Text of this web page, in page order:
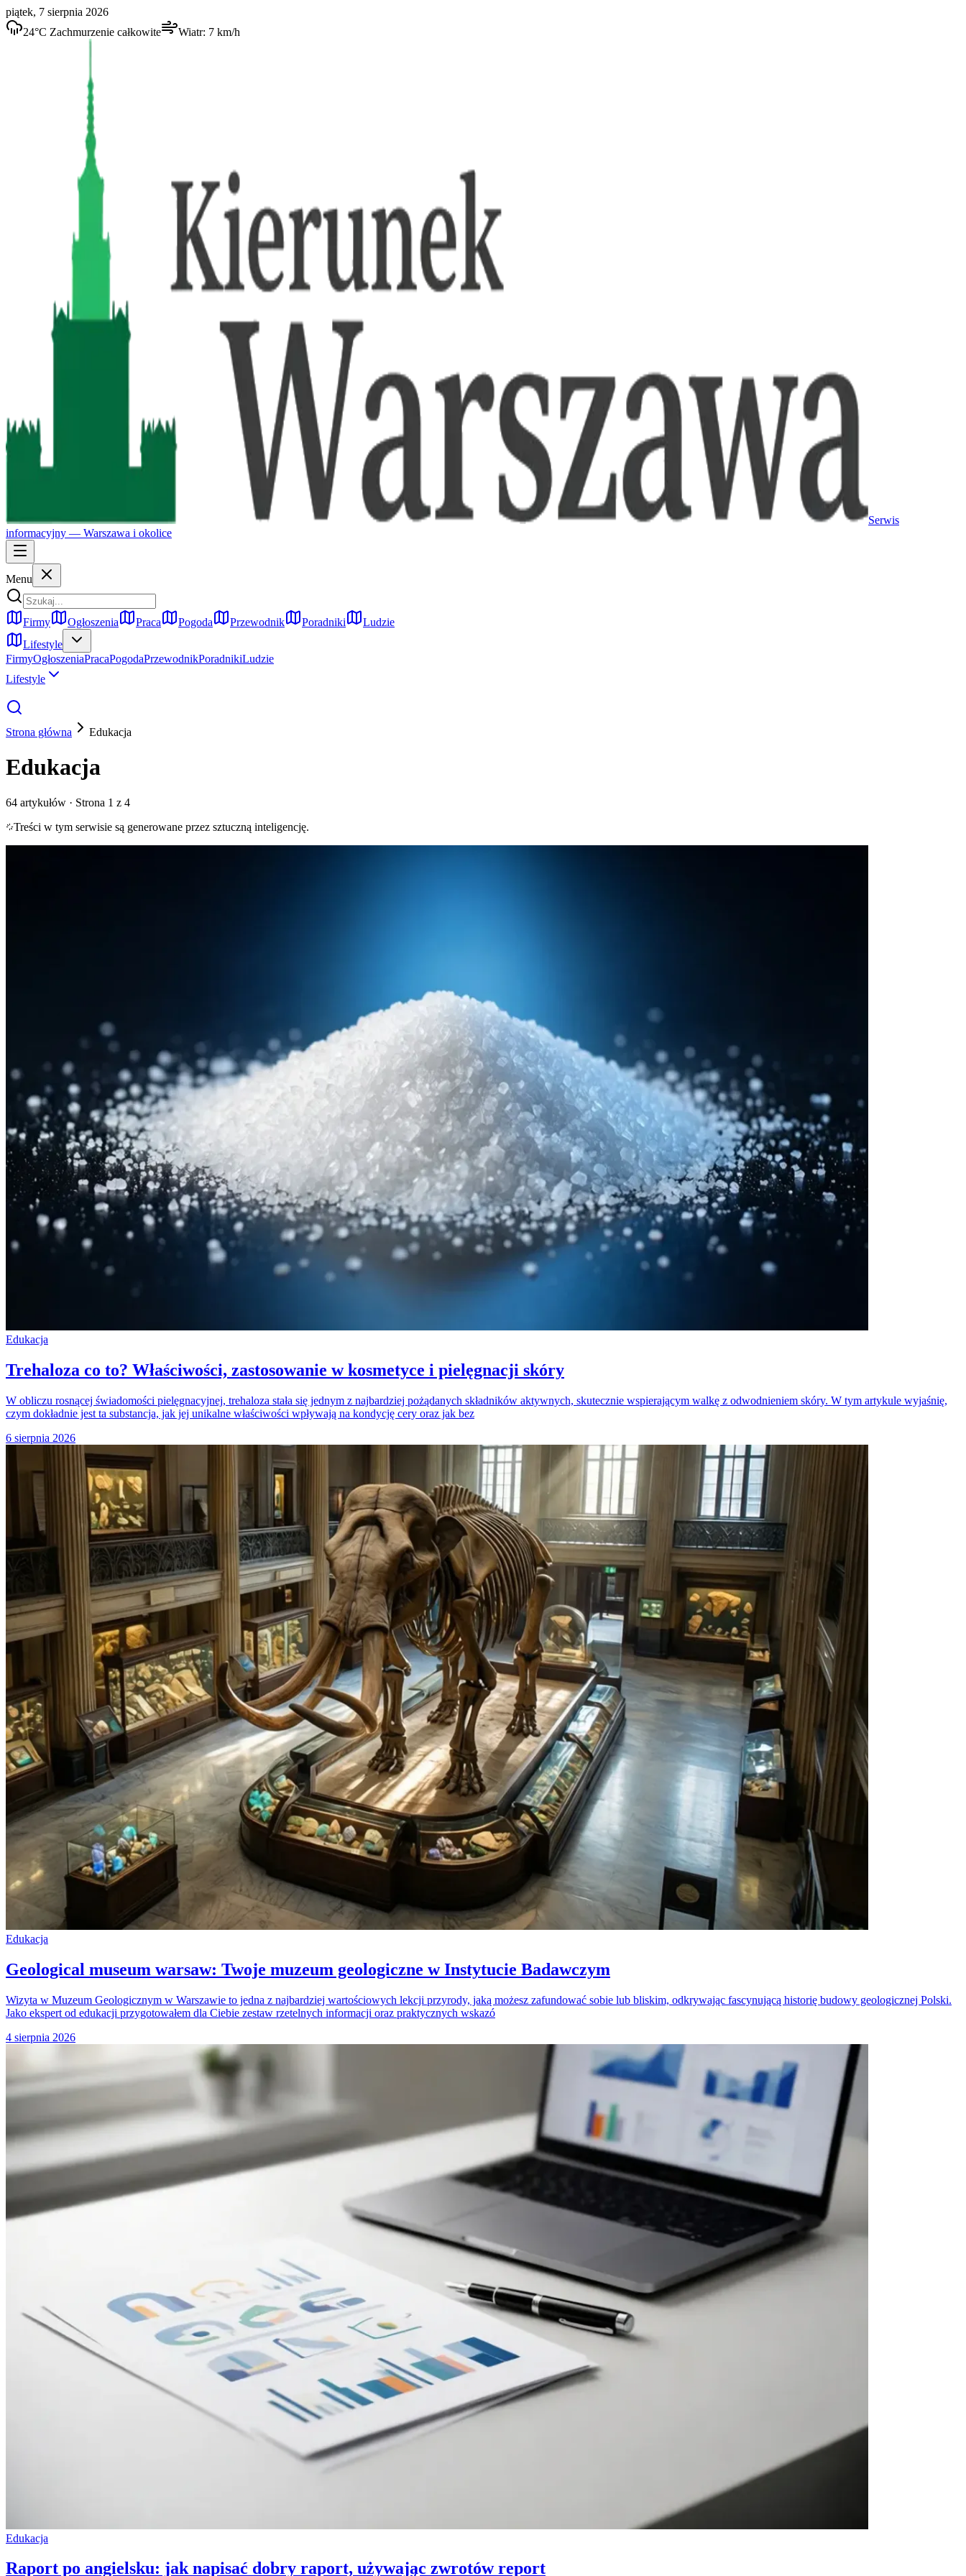
piątek, 7 sierpnia 2026
24°C Zachmurzenie całkowite Wiatr: 7 km/h
Serwis
informacyjny — Warszawa i okolice
Menu
Firmy Ogłoszenia Praca Pogoda Przewodnik Poradniki
Ludzie
Lifestyle
FirmyOgłoszeniaPracaPogodaPrzewodnikPoradnikiLudzie
Lifestyle
Strona główna Edukacja
Edukacja
64 artykułów · Strona 1 z 4
Treści w tym serwisie są generowane przez sztuczną inteligencję.
Edukacja
Trehaloza co to? Właściwości, zastosowanie w kosmetyce i pielęgnacji skóry
W obliczu rosnącej świadomości pielęgnacyjnej, trehaloza stała się jednym z najbardziej pożądanych składników aktywnych, skutecznie wspierającym walkę z odwodnieniem skóry. W tym artykule wyjaśnię,
czym dokładnie jest ta substancja, jak jej unikalne właściwości wpływają na kondycję cery oraz jak bez
6 sierpnia 2026
Edukacja
Geological museum warsaw: Twoje muzeum geologiczne w Instytucie Badawczym
Wizyta w Muzeum Geologicznym w Warszawie to jedna z najbardziej wartościowych lekcji przyrody, jaką możesz zafundować sobie lub bliskim, odkrywając fascynującą historię budowy geologicznej Polski.
Jako ekspert od edukacji przygotowałem dla Ciebie zestaw rzetelnych informacji oraz praktycznych wskazó
4 sierpnia 2026
Edukacja
Raport po angielsku: jak napisać dobry raport, używając zwrotów report